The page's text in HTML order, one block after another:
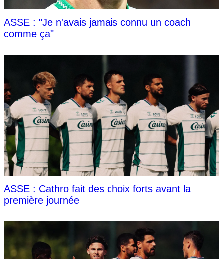
ASSE : "Je n'avais jamais connu un coach
comme ça"
ASSE : Cathro fait des choix forts avant la
première journée